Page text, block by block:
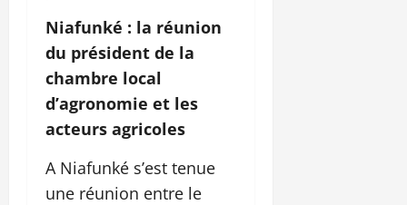
Niafunké : la réunion
du président de la
chambre local
d’agronomie et les
acteurs agricoles
A Niafunké s’est tenue
une réunion entre le